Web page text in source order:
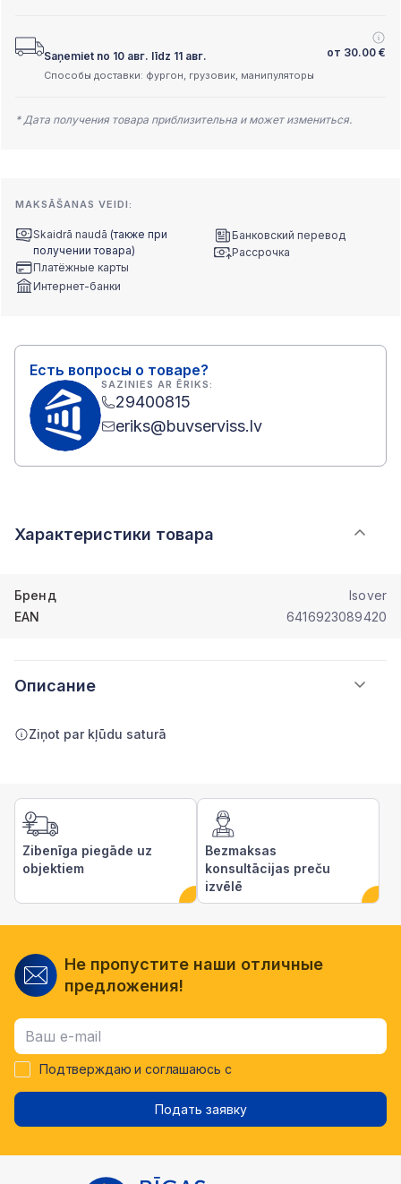
Saņemiet no 10 авг. līdz 11 авг. от 30.00 €
Способы доставки: фургон, грузовик, манипуляторы
* Дата получения товара приблизительна и может измениться.
MAKSĀŠANAS VEIDI:
Skaidrā naudā (также при
получении товара)
Платёжные карты
Интернет-банки
Банковский перевод
Рассрочка
Есть вопросы о товаре?
SAZINIES AR ĒRIKS:
29400815
eriks@buvserviss.lv
Характеристики товара
Бренд
Isover
EAN
6416923089420
Описание
Ziņot par kļūdu saturā
Zibenīga piegāde uz
objektiem
Bezmaksas
konsultācijas preču
izvēlē
Не пропустите наши отличные
предложения!
Подтверждаю и соглашаюсь с
Подать заявку